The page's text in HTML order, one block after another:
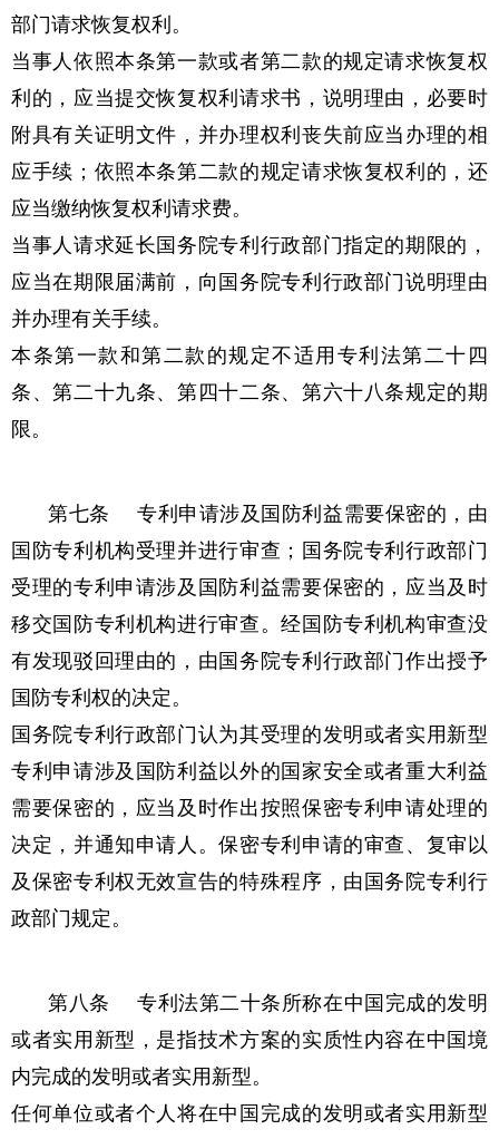
部门请求恢复权利。
当事人依照本条第一款或者第二款的规定请求恢复权
利的，应当提交恢复权利请求书，说明理由，必要时
附具有关证明文件，并办理权利丧失前应当办理的相
应手续；依照本条第二款的规定请求恢复权利的，还
应当缴纳恢复权利请求费。
当事人请求延长国务院专利行政部门指定的期限的，
应当在期限届满前，向国务院专利行政部门说明理由
并办理有关手续。
本条第一款和第二款的规定不适用专利法第二十四
条、第二十九条、第四十二条、第六十八条规定的期
限。
第七条 专利申请涉及国防利益需要保密的，由
国防专利机构受理并进行审查；国务院专利行政部门
受理的专利申请涉及国防利益需要保密的，应当及时
移交国防专利机构进行审查。经国防专利机构审查没
有发现驳回理由的，由国务院专利行政部门作出授予
国防专利权的决定。
国务院专利行政部门认为其受理的发明或者实用新型
专利申请涉及国防利益以外的国家安全或者重大利益
需要保密的，应当及时作出按照保密专利申请处理的
决定，并通知申请人。保密专利申请的审查、复审以
及保密专利权无效宣告的特殊程序，由国务院专利行
政部门规定。
第八条 专利法第二十条所称在中国完成的发明
或者实用新型，是指技术方案的实质性内容在中国境
内完成的发明或者实用新型。
任何单位或者个人将在中国完成的发明或者实用新型